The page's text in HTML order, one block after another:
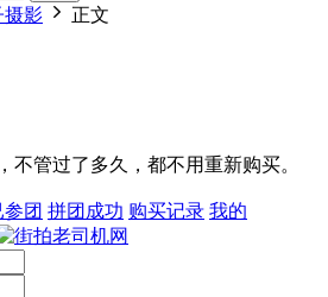
摄影 正文
不管过了多久，都不用重新购买。
团 拼团成功 购买记录 我的